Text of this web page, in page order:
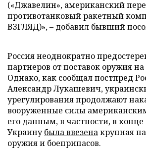
(«Джавелин», американский
противотанковый ракетный
ВЗГЛЯД)», – добавил бывший
Россия неоднократно
партнеров от поставок оружия
Однако, как сообщал постпред
Александр Лукашевич,
урегулирования продолжают
вооруженные силы
его данным, в частности, в конце
Украинубыла ввезенакрупная
оружия и боеприпасов.